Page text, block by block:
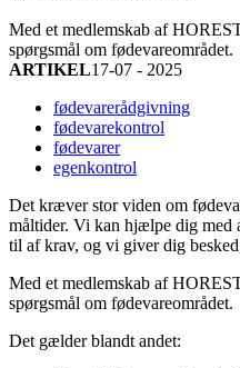
Med et medlemskab af
spørgsmål om fødevareområdet.
ARTIKEL17-07 - 2025
fødevarerådgivning
fødevarekontrol
fødevarer
egenkontrol
Det kræver stor viden om
måltider. Vi kan hjælpe dig med
til af krav, og vi giver dig
Med et medlemskab af
spørgsmål om fødevareområdet.
Det gælder blandt andet: